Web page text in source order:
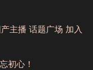
产主播 话题广场 加入
初心！